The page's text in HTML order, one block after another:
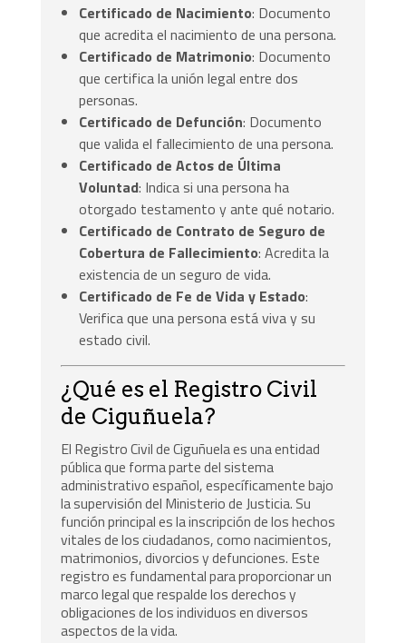
Certificado de Nacimiento: Documento
que acredita el nacimiento de una persona.
Certificado de Matrimonio: Documento
que certifica la unión legal entre dos
personas.
Certificado de Defunción: Documento
que valida el fallecimiento de una persona.
Certificado de Actos de Última
Voluntad: Indica si una persona ha
otorgado testamento y ante qué notario.
Certificado de Contrato de Seguro de
Cobertura de Fallecimiento: Acredita la
existencia de un seguro de vida.
Certificado de Fe de Vida y Estado:
Verifica que una persona está viva y su
estado civil.
¿Qué es el Registro Civil
de Ciguñuela?
El Registro Civil de Ciguñuela es una entidad
pública que forma parte del sistema
administrativo español, específicamente bajo
la supervisión del Ministerio de Justicia. Su
función principal es la inscripción de los hechos
vitales de los ciudadanos, como nacimientos,
matrimonios, divorcios y defunciones. Este
registro es fundamental para proporcionar un
marco legal que respalde los derechos y
obligaciones de los individuos en diversos
aspectos de la vida.